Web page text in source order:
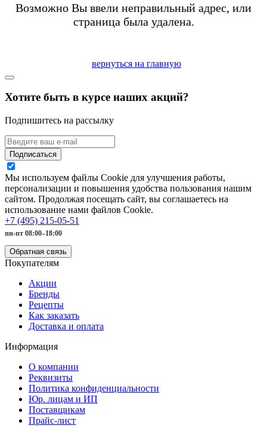
Возможно Вы ввели неправильный адрес, или
страница была удалена.
вернуться на главную
Хотите быть в курсе наших акций?
Подпишитесь на рассылку
Подписаться
Мы используем файлы Cookie для улучшения работы,
персонализации и повышения удобства пользования нашим
сайтом. Продолжая посещать сайт, вы соглашаетесь на
использование нами файлов Cookie.
+7 (495) 215-05-51
пн-пт 08:00–18:00
Обратная связь
Покупателям
Акции
Бренды
Рецепты
Как заказать
Доставка и оплата
Информация
О компании
Реквизиты
Политика конфиденциальности
Юр. лицам и ИП
Поставщикам
Прайс-лист